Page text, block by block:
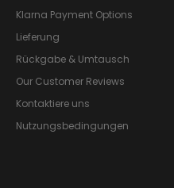
Klarna Payment Options
Lieferung
Rückgabe & Umtausch
Our Customer Reviews
Kontaktiere uns
Nutzungsbedingungen